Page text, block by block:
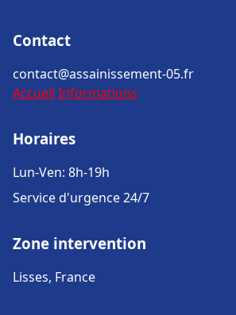
Contact
contact@assainissement-05.fr
Accueil Informations
Horaires
Lun-Ven: 8h-19h
Service d'urgence 24/7
Zone intervention
Lisses, France